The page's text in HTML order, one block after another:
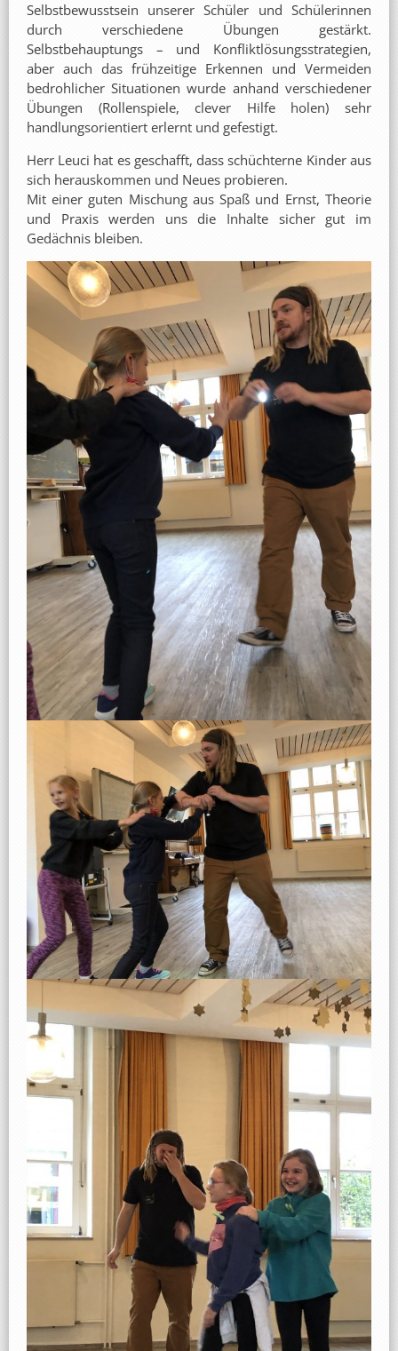
Selbstbewusstsein unserer Schüler und Schülerinnen
durch verschiedene Übungen gestärkt.
Selbstbehauptungs – und Konfliktlösungsstrategien,
aber auch das frühzeitige Erkennen und Vermeiden
bedrohlicher Situationen wurde anhand verschiedener
Übungen (Rollenspiele, clever Hilfe holen) sehr
handlungsorientiert erlernt und gefestigt.
Herr Leuci hat es geschafft, dass schüchterne Kinder aus
sich herauskommen und Neues probieren.
Mit einer guten Mischung aus Spaß und Ernst, Theorie
und Praxis werden uns die Inhalte sicher gut im
Gedächnis bleiben.